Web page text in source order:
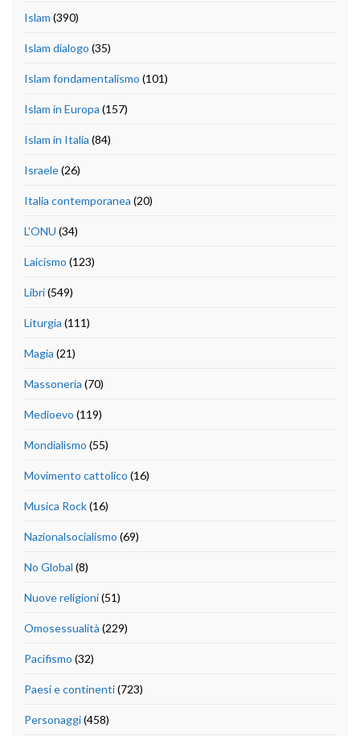
Islam (390)
Islam dialogo (35)
Islam fondamentalismo (101)
Islam in Europa (157)
Islam in Italia (84)
Israele(26)
Italia contemporanea (20)
L'ONU (34)
Laicismo (123)
Libri(549)
Liturgia (111)
Magia (21)
Massoneria (70)
Medioevo (119)
Mondialismo (55)
Movimento cattolico (16)
Musica Rock(16)
Nazionalsocialismo (69)
No Global (8)
Nuove religioni(51)
Omosessualità (229)
Pacifismo (32)
Paesi e continenti(723)
Personaggi(458)